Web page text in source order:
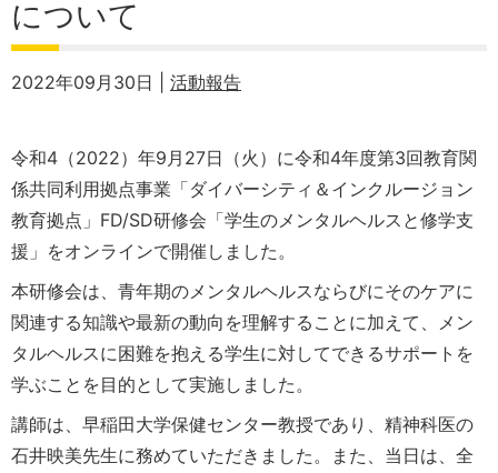
について
2022年09月30日 | 活動報告
令和4（2022）年9月27日（火）に令和4年度第3回教育関
係共同利用拠点事業「ダイバーシティ＆インクルージョン
教育拠点」FD/SD研修会「学生のメンタルヘルスと修学支
援」をオンラインで開催しました。
本研修会は、青年期のメンタルヘルスならびにそのケアに
関連する知識や最新の動向を理解することに加えて、メン
タルヘルスに困難を抱える学生に対してできるサポートを
学ぶことを目的として実施しました。
講師は、早稲田大学保健センター教授であり、精神科医の
石井映美先生に務めていただきました。また、当日は、全